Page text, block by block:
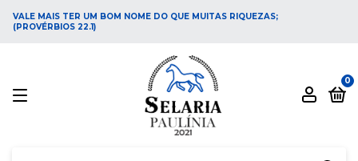
VALE MAIS TER UM BOM NOME DO QUE MUITAS RIQUEZAS;
(PROVÉRBIOS 22.1)
0